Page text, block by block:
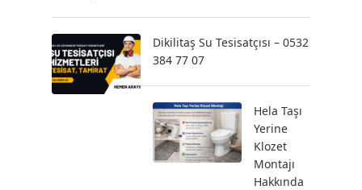
Dikilitaş Su Tesisatçısı – 0532
384 77 07
Hela Taşı
Yerine
Klozet
Montajı
Hakkında